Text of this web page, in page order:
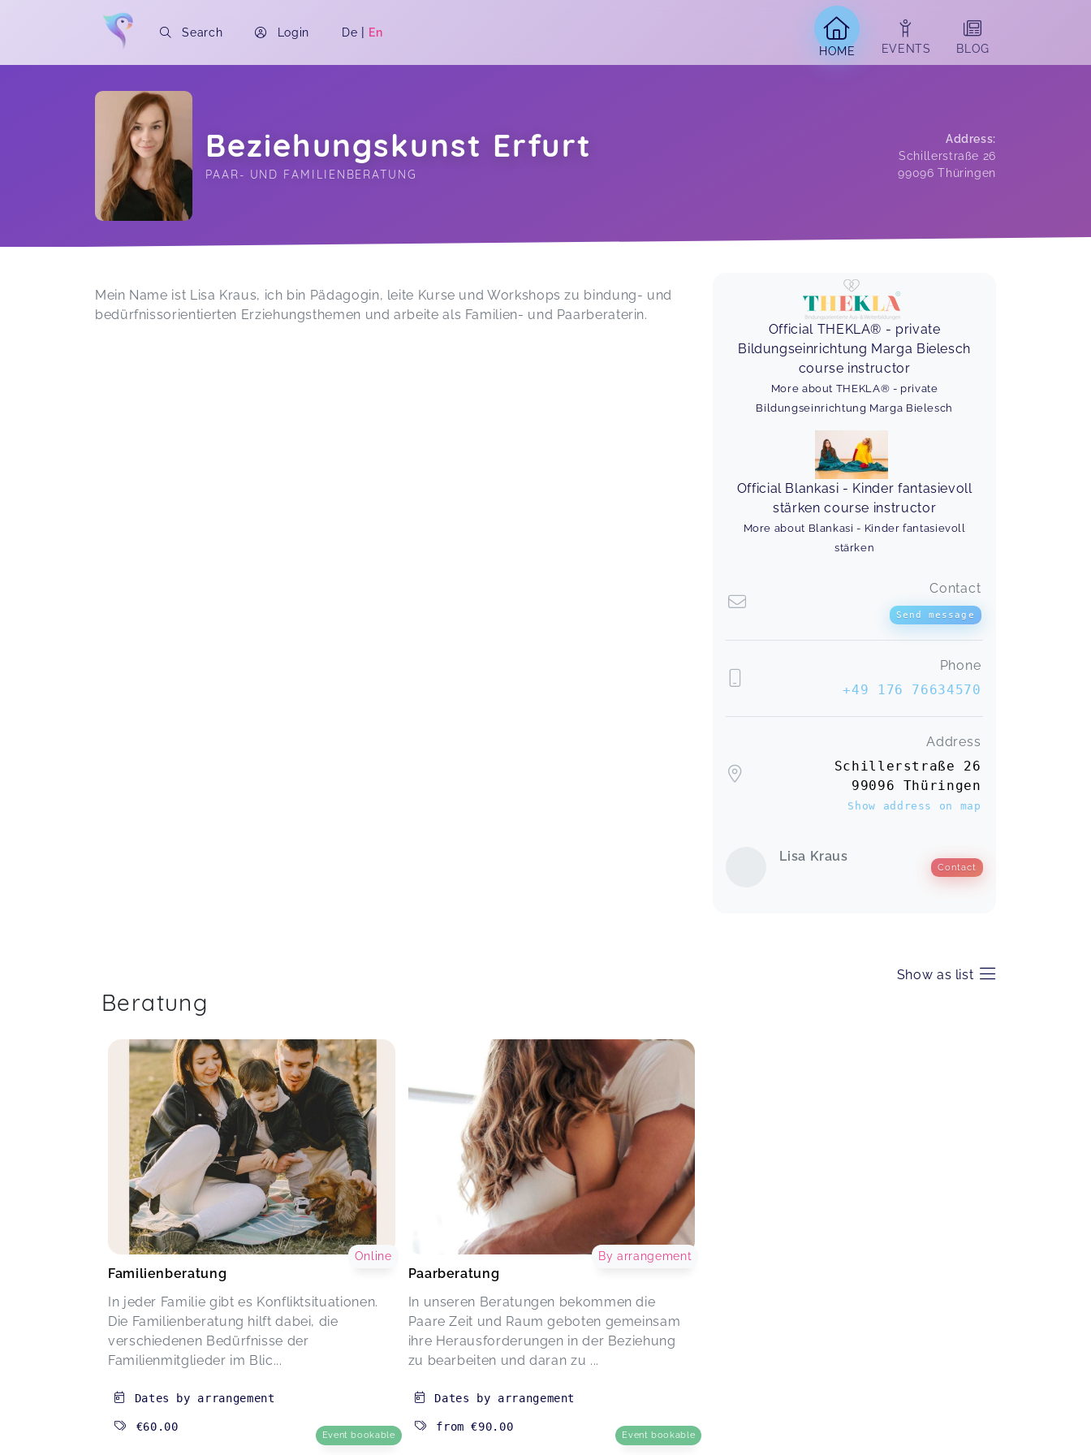
Search Login De | En
HOME
EVENTS BLOG
Beziehungskunst Erfurt
PAAR- UND FAMILIENBERATUNG
Address:
Schillerstraße 26
99096 Thüringen
Mein Name ist Lisa Kraus, ich bin Pädagogin, leite Kurse und Workshops zu bindung- und
bedürfnissorientierten Erziehungsthemen und arbeite als Familien- und Paarberaterin.
Official THEKLA® - private
Bildungseinrichtung Marga Bielesch
course instructor
More about THEKLA® - private
Bildungseinrichtung Marga Bielesch
Official Blankasi - Kinder fantasievoll
stärken course instructor
More about Blankasi - Kinder fantasievoll
stärken
Contact
Send message
Phone
+49 176 76634570
Address
Schillerstraße 26
99096 Thüringen
Show address on map
Lisa Kraus
Contact
Show as list
Beratung
Familienberatung
In jeder Familie gibt es Konfliktsituationen.
Die Familienberatung hilft dabei, die
verschiedenen Bedürfnisse der
Familienmitglieder im Blic...
Online
Dates by arrangement
€60.00
Event bookable
Paarberatung
In unseren Beratungen bekommen die
Paare Zeit und Raum geboten gemeinsam
ihre Herausforderungen in der Beziehung
zu bearbeiten und daran zu ...
By arrangement
Dates by arrangement
from€90.00
Event bookable